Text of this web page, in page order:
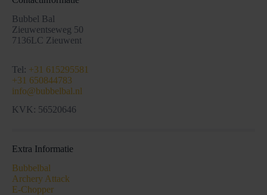
Bubbel Bal
Zieuwentseweg 50
7136LC Zieuwent
Tel: +31 615295581
+31 650844783
info@bubbelbal.nl
KVK: 56520646
Extra Informatie
Bubbelbal
Archery Attack
E-Chopper